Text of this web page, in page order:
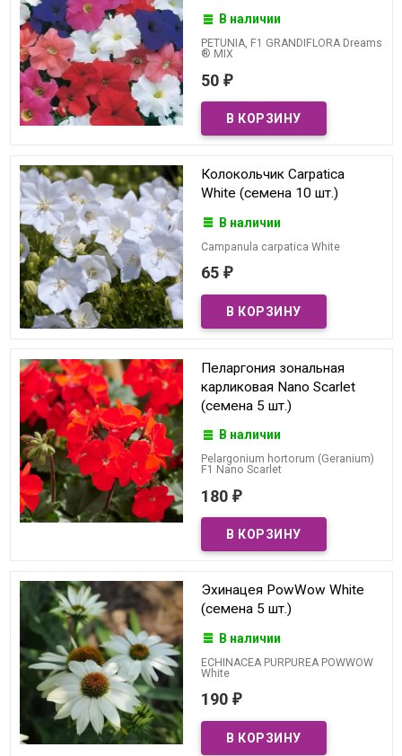
В наличии
PETUNIA, F1 GRANDIFLORA Dreams
® MIX
50 ₽
Колокольчик Сarpatica
White (семена 10 шт.)
В наличии
Campanula carpatica White
65 ₽
Пеларгония зональная
карликовая Nano Scarlet
(семена 5 шт.)
В наличии
Pelargonium hortorum (Geranium)
F1 Nano Scarlet
180 ₽
Эхинацея PowWow White
(семена 5 шт.)
В наличии
ECHINACEA PURPUREA POWWOW
White
190 ₽